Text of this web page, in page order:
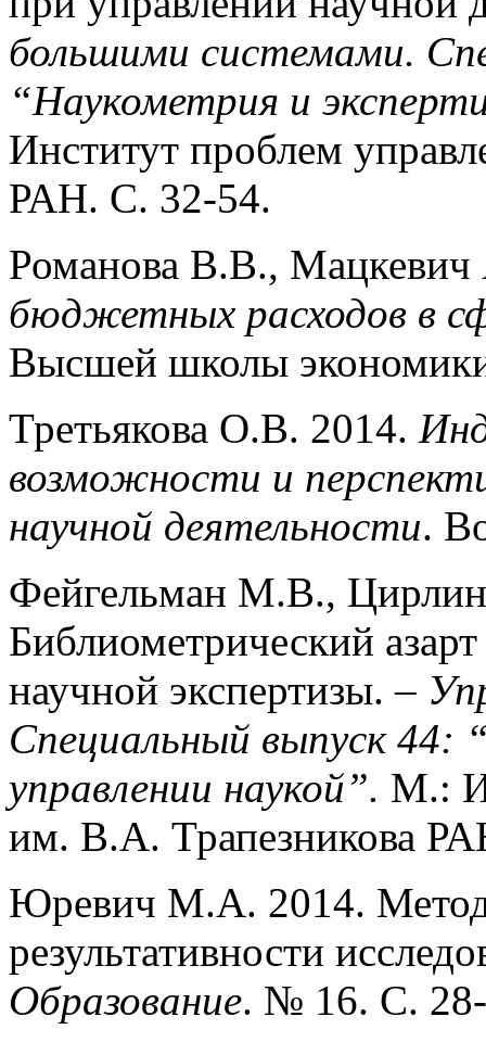
большими системами.
“Наукометрия и
Институт проблем
РАН. С. 32-54.
Романова В.В.,
бюджетных расходов в
Высшей школы
Третьякова О.В. 2014.
возможности и
научной деятельности.
Фейгельман М.В.,
Библиометрический азарт
научной экспертизы. –
Специальный выпуск 44:
управлении наукой”. М.:
им. В.А. Трапезникова
Юревич М.А. 2014.
результативности
Образование. № 16. С.